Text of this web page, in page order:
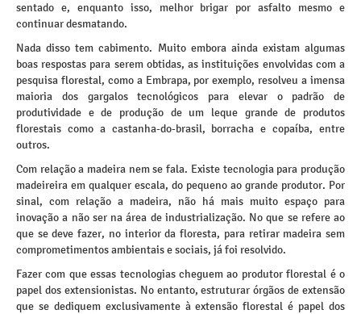
sentado e, enquanto isso, melhor brigar por asfalto mesmo e
continuar desmatando.
Nada disso tem cabimento. Muito embora ainda existam algumas
boas respostas para serem obtidas, as instituições envolvidas com a
pesquisa florestal, como a Embrapa, por exemplo, resolveu a imensa
maioria dos gargalos tecnológicos para elevar o padrão de
produtividade e de produção de um leque grande de produtos
florestais como a castanha-do-brasil, borracha e copaíba, entre
outros.
Com relação a madeira nem se fala. Existe tecnologia para produção
madeireira em qualquer escala, do pequeno ao grande produtor. Por
sinal, com relação a madeira, não há mais muito espaço para
inovação a não ser na área de industrialização. No que se refere ao
que se deve fazer, no interior da floresta, para retirar madeira sem
comprometimentos ambientais e sociais, já foi resolvido.
Fazer com que essas tecnologias cheguem ao produtor florestal é o
papel dos extensionistas. No entanto, estruturar órgãos de extensão
que se dediquem exclusivamente à extensão florestal é papel dos